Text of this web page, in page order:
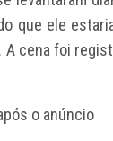
que ele
cena foi
o anúncio